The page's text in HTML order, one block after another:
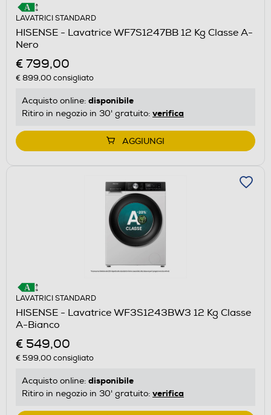
LAVATRICI STANDARD
HISENSE - Lavatrice WF7S1247BB 12 Kg Classe A-
Nero
€ 799,00
€ 899,00consigliato
Acquisto online: disponibile
Ritiro in negozio in 30' gratuito: verifica
AGGIUNGI
LAVATRICI STANDARD
HISENSE - Lavatrice WF3S1243BW3 12 Kg Classe
A-Bianco
€ 549,00
€ 599,00consigliato
Acquisto online: disponibile
Ritiro in negozio in 30' gratuito: verifica